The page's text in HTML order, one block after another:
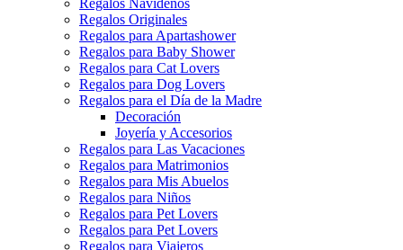
Regalos Navideños
Regalos Originales
Regalos para Apartashower
Regalos para Baby Shower
Regalos para Cat Lovers
Regalos para Dog Lovers
Regalos para el Día de la Madre
Decoración
Joyería y Accesorios
Regalos para Las Vacaciones
Regalos para Matrimonios
Regalos para Mis Abuelos
Regalos para Niños
Regalos para Pet Lovers
Regalos para Pet Lovers
Regalos para Viajeros